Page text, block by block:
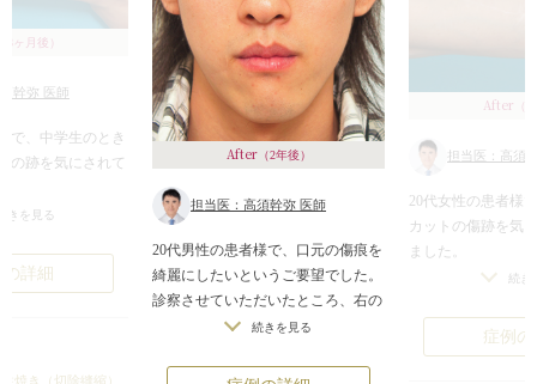
8ヶ月後）
幹弥 医師
で、中学生のとき
の跡を気にされて
の跡が4つ並んで
ったので、ガラ
きを見る
詳細
焼き（切除縫縮）
After（2年後）
担当医：高須幹弥 医師
20代男性の患者様で、口元の傷痕を
綺麗にしたいというご要望でした。
診察させていただいたところ、右の
口元にえぐれたような目立つ傷痕が
瘢痕形成手術で傷痕を目立たなくす
続きを見る
After （
担当医：高須
20代女性の患者様
カットの傷跡を気
ました。
診察させていただ
な方向の直線の傷
リストカットの傷
続き
症例